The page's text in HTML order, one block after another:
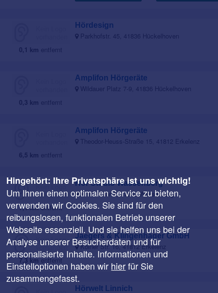
0,1 km entfernt
Hördesign
Parkhofstr. 45, 41836 Hückelhoven
0,3 km entfernt
Amplifon Hörgeräte
Wildauer Platz 7-9, 41836 Hückelhoven
6,5 km entfernt
Amplifon Hörgeräte
Theodor-Heuss-Straße 15, 41812 Erkelenz
7,1 kmentfernt
Hör Studio Wassenberg
Am Roßtor 1, 41849 Wassenberg
7,3 kmentfernt
Jaegers & Klingenhäger GmbH
Kölner Str. 16, 41812 Erkelenz
Hörwelt Linnich
Hingehört: Ihre Privatsphäre ist uns wichtig!
Um Ihnen einen optimalen Service zu bieten,
verwenden wir Cookies. Sie sind für den
reibungslosen, funktionalen Betrieb unserer
Webseite essenziell. Und sie helfen uns bei der
Analyse unserer Besucherdaten und für
personalisierte Inhalte. Informationen und
Einstelloptionen haben wir hierfür Sie
zusammengefasst.